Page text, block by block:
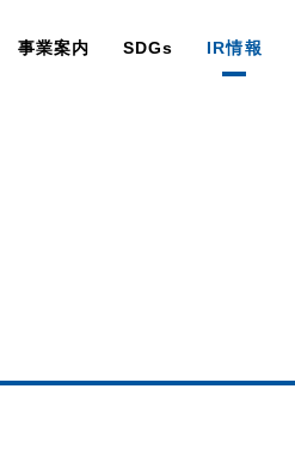
事業案内 SDGs IR情報